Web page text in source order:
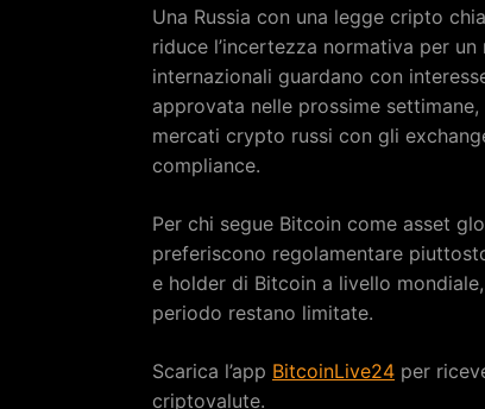
Una Russia con una legge cripto
riduce l’incertezza normativa per un
internazionali guardano con
approvata nelle prossime
mercati crypto russi con gli
compliance.
Per chi segue Bitcoin come asset
preferiscono regolamentare
e holder di Bitcoin a livello
periodo restano limitate.
Scarica l’app BitcoinLive24 per
criptovalute.